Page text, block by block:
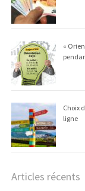
«
Choix
ligne
Articles récents